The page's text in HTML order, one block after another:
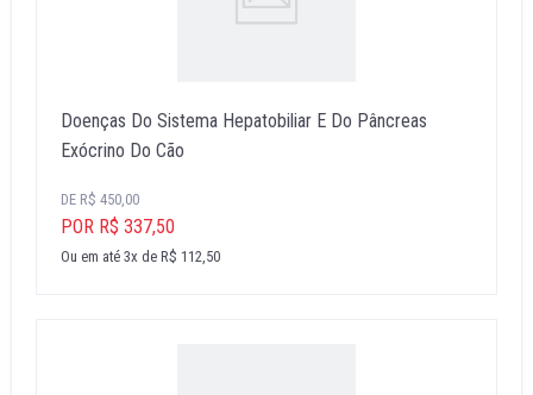
Doenças Do Sistema Hepatobiliar E Do Pâncreas
Exócrino Do Cão
DE R$ 450,00
POR R$ 337,50
Ou em até 3x de R$ 112,50